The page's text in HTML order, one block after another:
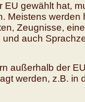
EU gewählt hat,
Meistens werden
Zeugnisse,
auch
außerhalb der
werden, z.B. in